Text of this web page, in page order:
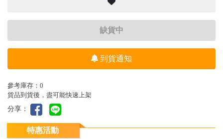
缺貨中
到貨通知
參考庫存：0
貨品到貨後，盡可能快速上架
分享：
特惠活動